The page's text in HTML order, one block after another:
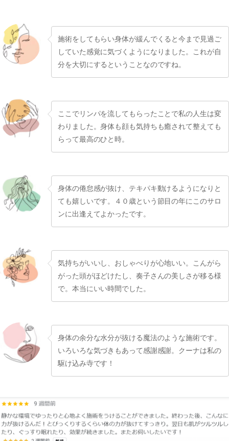
施術をしてもらい身体が緩んでくると今まで見過ご
していた感覚に気づくようになりました。これが自
分を大切にするということなのですね。
ここでリンパを流してもらったことで私の人生は変
わりました。身体も顔も気持ちも癒されて整えても
らって最高のひと時。
身体の倦怠感が抜け、テキパキ動けるようになりと
ても嬉しいです。４０歳という節目の年にこのサロ
ンに出逢えてよかったです。
気持ちがいいし、おしゃべりが心地いい。こんがら
がった頭がほどけたし、奏子さんの美しさが移る様
で。本当にいい時間でした。
身体の余分な水分が抜ける魔法のような施術です。
いろいろな気づきもあって感謝感謝。クーナは私の
駆け込み寺です！